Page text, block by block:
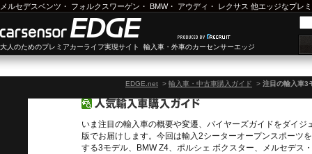
メルセデスベンツ ・ フォルクスワーゲン ・ BMW・ アウディ ・ レクサス 他エッジなプレ
大人のためのプレミアカーライフ実現サイト 輸入車・外車のカーセンサーエッジ
EDGE.net > 輸入車・中古車購入ガイド > 注目の輸入車3
いま注目の輸入車の概要や変遷、バイヤーズガイドをダイジ
版でお届けします。今回は輸入2シーターオープンスポーツ
する3モデル、BMW Z4、ポルシェ ボクスター、メルセデス